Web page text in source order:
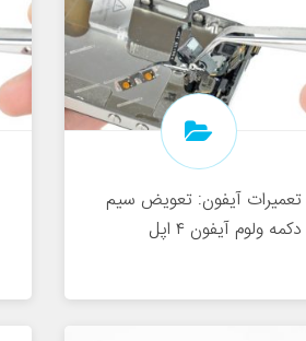
تعمیرات آیفون: تعویض سیم
دکمه ولوم آیفون ۴ اپل